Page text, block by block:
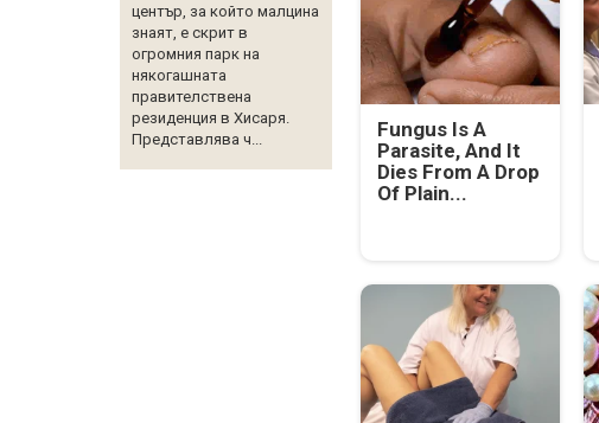
Fungus Is A
Parasite, And It
Dies From A Drop
Of Plain...
център, за който малцина
знаят, е скрит в
огромния парк на
някогашната
правителствена
резиденция в Хисаря.
Представлява ч...